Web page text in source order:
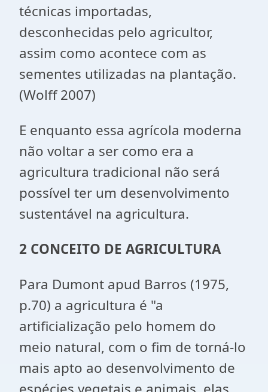
técnicas importadas,
desconhecidas pelo agricultor,
assim como acontece com as
sementes utilizadas na plantação.
(Wolff 2007)
E enquanto essa agrícola moderna
não voltar a ser como era a
agricultura tradicional não será
possível ter um desenvolvimento
sustentável na agricultura.
2 CONCEITO DE AGRICULTURA
Para Dumont apud Barros (1975,
p.70) a agricultura é "a
artificialização pelo homem do
meio natural, com o fim de torná-lo
mais apto ao desenvolvimento de